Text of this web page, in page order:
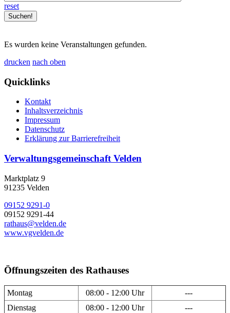
reset
Es wurden keine Veranstaltungen gefunden.
drucken nach oben
Quicklinks
Kontakt
Inhaltsverzeichnis
Impressum
Datenschutz
Erklärung zur Barrierefreiheit
Verwaltungsgemeinschaft Velden
Marktplatz 9
91235 Velden
09152 9291-0
09152 9291-44
rathaus@velden.de
www.vgvelden.de
Öffnungszeiten des Rathauses
Montag 08:00 - 12:00 Uhr
---
Dienstag
08:00 - 12:00 Uhr ---